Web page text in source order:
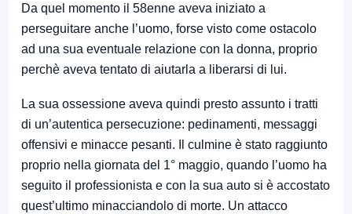
Da quel momento il 58enne aveva iniziato a
perseguitare anche l’uomo, forse visto come ostacolo
ad una sua eventuale relazione con la donna, proprio
perchè aveva tentato di aiutarla a liberarsi di lui.
La sua ossessione aveva quindi presto assunto i tratti
di un’autentica persecuzione: pedinamenti, messaggi
offensivi e minacce pesanti. Il culmine è stato raggiunto
proprio nella giornata del 1° maggio, quando l’uomo ha
seguito il professionista e con la sua auto si è accostato
quest’ultimo minacciandolo di morte. Un attacco